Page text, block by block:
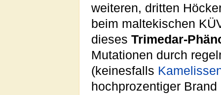
weiteren, dritten
beim maltekischen
dieses Trimedar-
Mutationen durch
(keinesfalls
hochprozentiger